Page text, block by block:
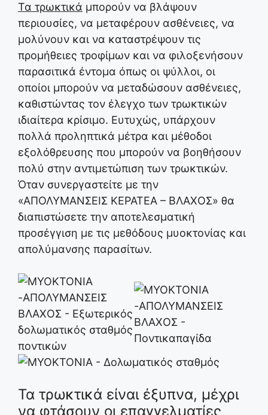
Τα τρωκτικά μπορούν να βλάψουν
περιουσίες, να μεταφέρουν ασθένειες, να
μολύνουν και να καταστρέψουν τις
προμήθειες τροφίμων και να φιλοξενήσουν
παρασιτικά έντομα όπως οι ψύλλοι, οι
οποίοι μπορούν να μεταδώσουν ασθένειες,
καθιστώντας τον έλεγχο των τρωκτικών
ιδιαίτερα κρίσιμο. Ευτυχώς, υπάρχουν
πολλά προληπτικά μέτρα και μέθοδοι
εξολόθρευσης που μπορούν να βοηθήσουν
πολύ στην αντιμετώπιση των τρωκτικών.
Όταν συνεργαστείτε με την
«ΑΠΟΛΥΜΑΝΣΕΙΣ ΚΕΡΑΤΕΑ – ΒΛΑΧΟΣ» θα
διαπιστώσετε την αποτελεσματική
προσέγγιση με τις μεθόδους μυοκτονίας και
απολύμανσης παρασίτων.
Τα τρωκτικά είναι έξυπνα, μέχρι
να φτάσουν οι επαγγελματίες